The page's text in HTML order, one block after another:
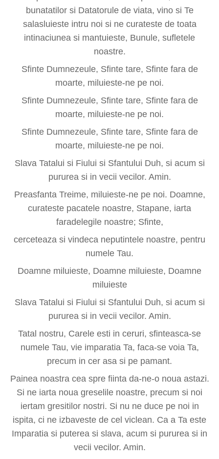
bunatatilor si Datatorule de viata, vino si Te
salasluieste intru noi si ne curateste de toata
intinaciunea si mantuieste, Bunule, sufletele
noastre.
Sfinte Dumnezeule, Sfinte tare, Sfinte fara de
moarte, miluieste-ne pe noi.
Sfinte Dumnezeule, Sfinte tare, Sfinte fara de
moarte, miluieste-ne pe noi.
Sfinte Dumnezeule, Sfinte tare, Sfinte fara de
moarte, miluieste-ne pe noi.
Slava Tatalui si Fiului si Sfantului Duh, si acum si
pururea si in vecii vecilor. Amin.
Preasfanta Treime, miluieste-ne pe noi. Doamne,
curateste pacatele noastre, Stapane, iarta
faradelegile noastre; Sfinte,
cerceteaza si vindeca neputintele noastre, pentru
numele Tau.
Doamne miluieste, Doamne miluieste, Doamne
miluieste
Slava Tatalui si Fiului si Sfantului Duh, si acum si
pururea si in vecii vecilor. Amin.
Tatal nostru, Carele esti in ceruri, sfinteasca-se
numele Tau, vie imparatia Ta, faca-se voia Ta,
precum in cer asa si pe pamant.
Painea noastra cea spre fiinta da-ne-o noua astazi.
Si ne iarta noua greselile noastre, precum si noi
iertam gresitilor nostri. Si nu ne duce pe noi in
ispita, ci ne izbaveste de cel viclean. Ca a Ta este
Imparatia si puterea si slava, acum si pururea si in
vecii vecilor. Amin.